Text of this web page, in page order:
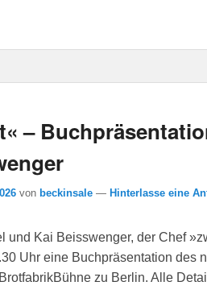
–
von beckinsale — Hinterlasse eine
und Kai Beisswenger, der Chef
Uhr eine Buchpräsentation des
zu Berlin. Alle